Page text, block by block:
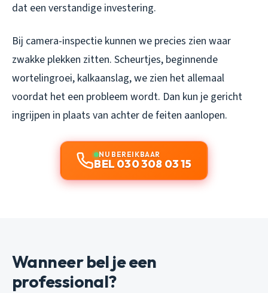
dat een verstandige investering.
Bij camera-inspectie kunnen we precies zien waar
zwakke plekken zitten. Scheurtjes, beginnende
wortelingroei, kalkaanslag, we zien het allemaal
voordat het een probleem wordt. Dan kun je gericht
ingrijpen in plaats van achter de feiten aanlopen.
NU BEREIKBAAR
BEL 030 308 03 15
Wanneer bel je een
professional?